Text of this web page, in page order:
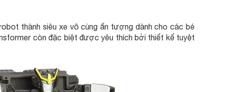
thành siêu xe vô cùng ấn tượng dành cho các bé
còn đặc biệt được yêu thích bởi thiết kế tuyệt